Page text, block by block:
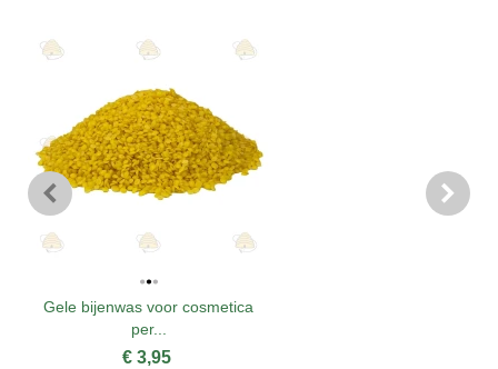
Gele bijenwas voor cosmetica
per...
€ 3,95